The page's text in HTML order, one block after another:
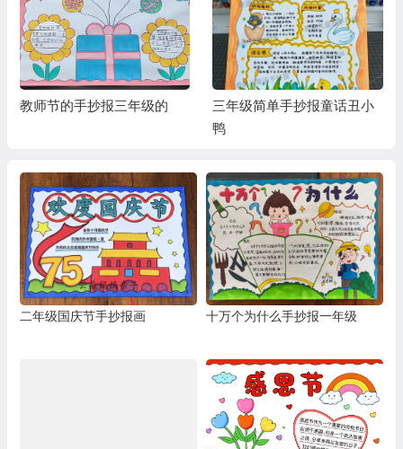
教师节的手抄报三年级的
三年级简单手抄报童话丑小
鸭
二年级国庆节手抄报画 十万个为什么手抄报一年级